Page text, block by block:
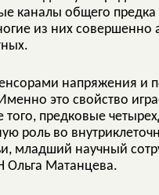
каналы общего предка
из них
напряжения и
это свойство
предковые
роль во
младший научный
Ольга Матанцева.